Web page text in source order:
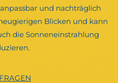
und nachträglich
Blicken und kann
die Sonneneinstrahlung